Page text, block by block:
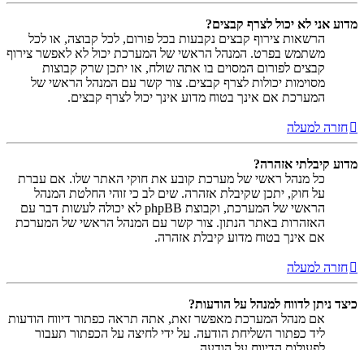
מדוע אני לא יכול לצרף קבצים?
הרשאות צירוף קבצים נקבעות בכל פורום, לכל קבוצה, או לכל
משתמש בפרט. המנהל הראשי של המערכת יכול לא לאפשר צירוף
קבצים לפורום המסוים בו אתה שולח, או יתכן שרק קבוצות
מסוימות יכולות לצרף קבצים. צור קשר עם המנהל הראשי של
המערכת אם אינך בטוח מדוע אינך יכול לצרף קבצים.
חזרה למעלה
מדוע קיבלתי אזהרה?
כל מנהל ראשי של מערכת קובע את חוקי האתר שלו. אם עברת
על חוק, יתכן שקיבלת אזהרה. שים לב כי זוהי החלטת המנהל
הראשי של המערכת, וקבוצת phpBB לא יכולה לעשות דבר עם
האזהרות באתר הנתון. צור קשר עם המנהל הראשי של המערכת
אם אינך בטוח מדוע קיבלת אזהרה.
חזרה למעלה
כיצד ניתן לדווח למנהל על הודעות?
אם מנהל המערכת מאפשר זאת, אתה תראה כפתור דיווח הודעות
ליד כפתור השליחת הודעה. על ידי לחיצה על הכפתור תעבור